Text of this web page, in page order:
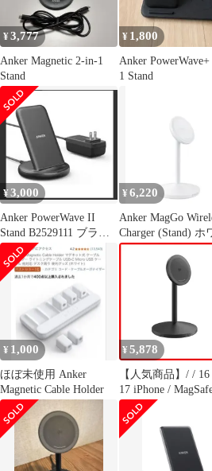
¥3,777
Anker Magnetic 2-in-1
Stand
¥ 1,800
Anker
1 Stand
¥ 3,000
Anker PowerWave II
Stand B2529111 ブラッ
ク
¥ 6,220
Anker MagGo
Charger (Stand) ホ
ト | Qi2対応 マグ
式 ワイヤレス充電
ーション/ワイヤレ
9a98295b
¥ 1,000
ほぼ未使用 Anker
Magnetic Cable Holder
¥ 5,878
【人気商品】/ / 16
17 iPhone /
ワイヤレス充電ス
ション/ワイヤレス
14 マグネット式
応 / (Stand) Charger
Wireless MagGo ブ